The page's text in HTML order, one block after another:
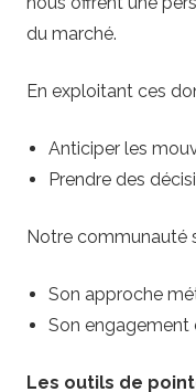
du marché.
En exploitant ces
Anticiper les
Prendre des
Notre communauté
Son approche
Son engagement
Les outils de